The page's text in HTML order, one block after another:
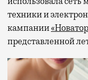
техники и
кампании
представленной